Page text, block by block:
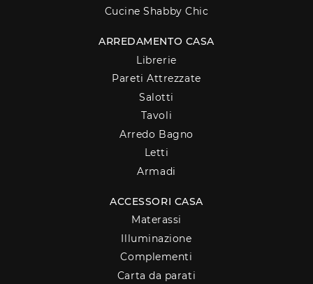
Cucine Shabby Chic
ARREDAMENTO CASA
Librerie
Pareti Attrezzate
Salotti
Tavoli
Arredo Bagno
Letti
Armadi
ACCESSORI CASA
Materassi
Illuminazione
Complementi
Carta da parati